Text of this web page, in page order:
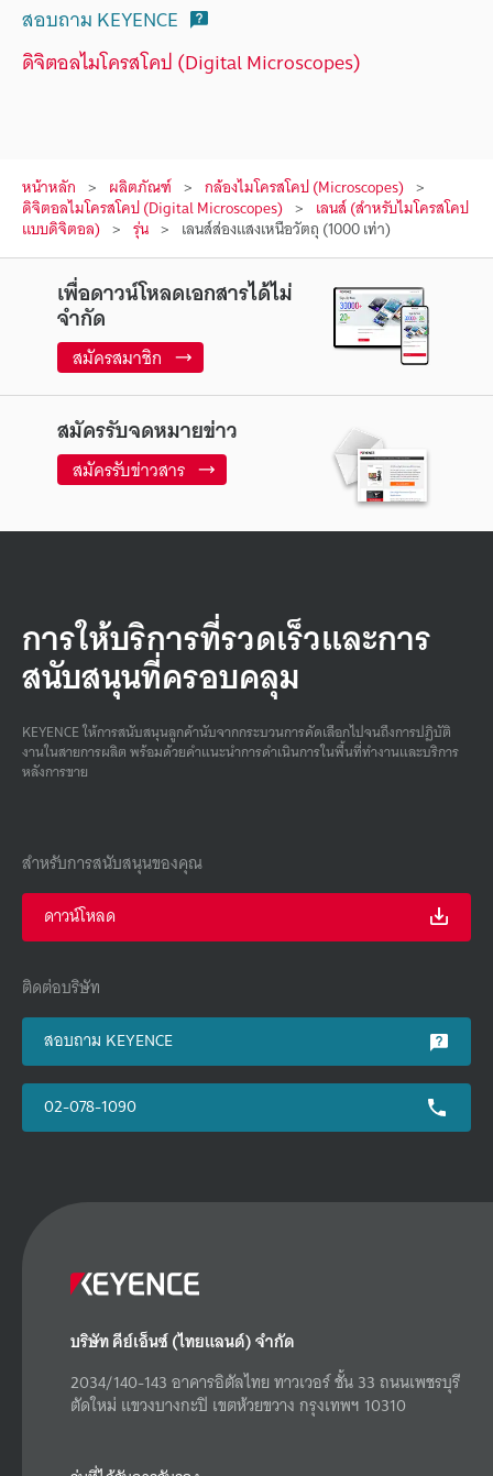
สอบถาม KEYENCE
ดิจิตอลไมโครสโคป (Digital Microscopes)
หน้าหลัก ผลิตภัณฑ์ กล้องไมโครสโคป (Microscopes)
ดิจิตอลไมโครสโคป (Digital Microscopes) เลนส์ (สำหรับไมโครสโคป
แบบดิจิตอล) รุ่น เลนส์ส่องแสงเหนือวัตถุ (1000 เท่า)
เพื่อดาวน์โหลดเอกสารได้ไม่
จำกัด
สมัครสมาชิก
สมัครรับจดหมายข่าว
สมัครรับข่าวสาร
การให้บริการที่รวดเร็วและการ
สนับสนุนที่ครอบคลุม
KEYENCE ให้การสนับสนุนลูกค้านับจากกระบวนการคัดเลือกไปจนถึงการปฏิบัติ
งานในสายการผลิต พร้อมด้วยคําแนะนําการดําเนินการในพื้นที่ทํางานและบริการ
หลังการขาย
สำหรับการสนับสนุนของคุณ
ดาวน์โหลด
ติดต่อบริษัท
สอบถาม KEYENCE
02-078-1090
บริษัท คีย์เอ็นซ์ (ไทยแลนด์) จำกัด
2034/140-143 อาคารอิตัลไทย ทาวเวอร์ ชั้น 33 ถนนเพชรบุรี
ตัดใหม่ แขวงบางกะปิ เขตห้วยขวาง กรุงเทพฯ 10310